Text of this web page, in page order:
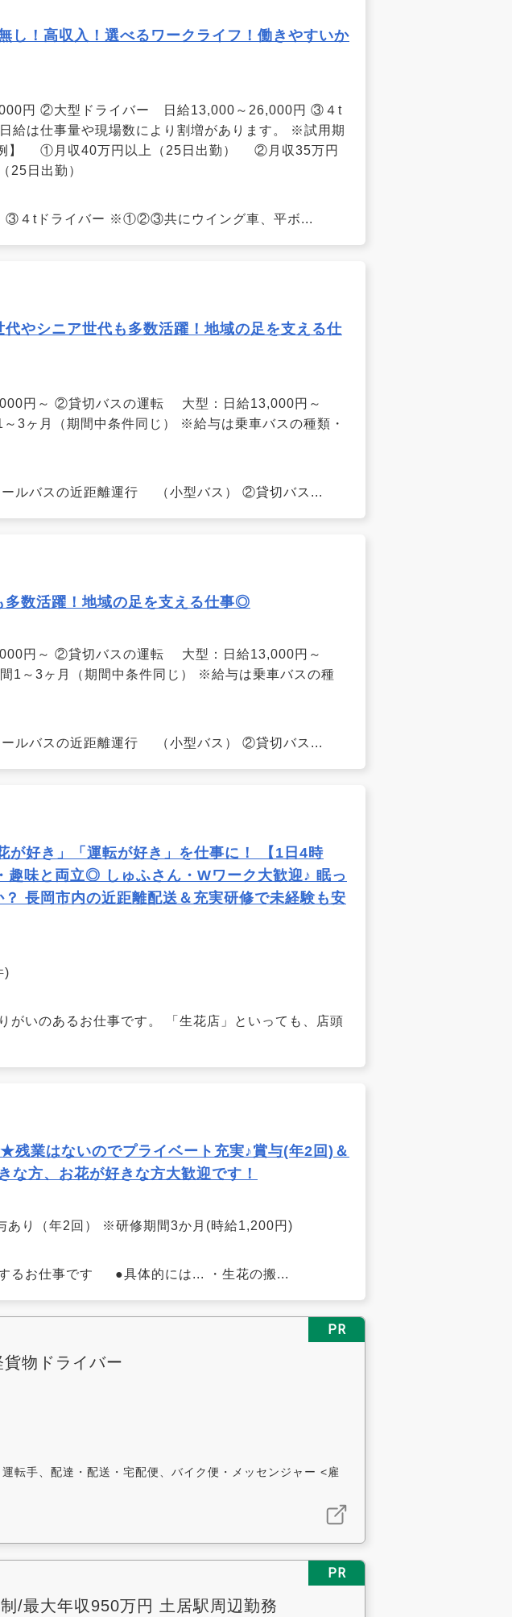
し！高収入！選べるワークライフ！働きやすいか
円 ②大型ドライバー 日給13,000～26,000円 ③４t
は仕事量や現場数により割増があります。 ※試用期
例】 ①月収40万円以上（25日出勤） ②月収35万円
日出勤）
③４tドライバー ※①②③共にウイング車、平ボ...
やシニア世代も多数活躍！地域の足を支える仕
円～ ②貸切バスの運転 大型：日給13,000円～
3ヶ月（期間中条件同じ） ※給与は乗車バスの種類・
ルバスの近距離運行 （小型バス） ②貸切バス...
多数活躍！地域の足を支える仕事◎
円～ ②貸切バスの運転 大型：日給13,000円～
～3ヶ月（期間中条件同じ） ※給与は乗車バスの種
ルバスの近距離運行 （小型バス） ②貸切バス...
好き」「運転が好き」を仕事に！ 【1日4時
趣味と両立◎ しゅふさん・Wワーク大歓迎♪ 眠っ
長岡市内の近距離配送＆充実研修で未経験も安
)
がいのあるお仕事です。 「生花店」といっても、店頭
残業はないのでプライベート充実♪賞与(年2回)＆
方、お花が好きな方大歓迎です！
り（年2回） ※研修期間3か月(時給1,200円)
るお仕事です ●具体的には... ・生花の搬...
PR
物ドライバー
転手、配達・配送・宅配便、バイク便・メッセンジャー <雇
PR
/最大年収950万円 土居駅周辺勤務